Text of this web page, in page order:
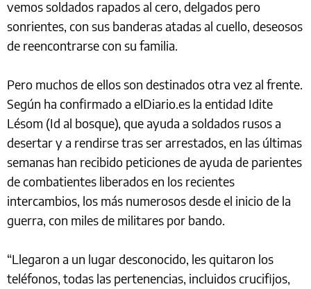
vemos soldados rapados al cero, delgados pero
sonrientes, con sus banderas atadas al cuello, deseosos
de reencontrarse con su familia.
Pero muchos de ellos son destinados otra vez al frente.
Según ha confirmado a elDiario.es la entidad Idite
Lésom (Id al bosque), que ayuda a soldados rusos a
desertar y a rendirse tras ser arrestados, en las últimas
semanas han recibido peticiones de ayuda de parientes
de combatientes liberados en los recientes
intercambios, los más numerosos desde el inicio de la
guerra, con miles de militares por bando.
“Llegaron a un lugar desconocido, les quitaron los
teléfonos, todas las pertenencias, incluidos crucifijos,